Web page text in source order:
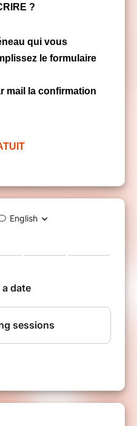
?
qui vous
le formulaire
mail la confirmation